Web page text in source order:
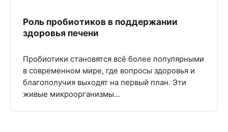
Роль пробиотиков в поддержании
здоровья печени
Пробиотики становятся всё более популярными
в современном мире, где вопросы здоровья и
благополучия выходят на первый план. Эти
живые микроорганизмы…